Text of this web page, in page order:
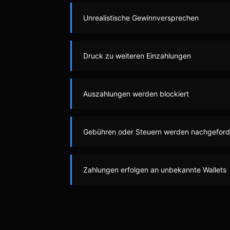
Unrealistische Gewinnversprechen
Druck zu weiteren Einzahlungen
Auszahlungen werden blockiert
Gebühren oder Steuern werden
Zahlungen erfolgen an unbekannte Wallets